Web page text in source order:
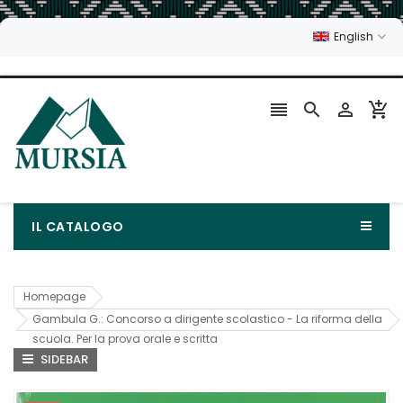
English
   
IL CATALOGO
Homepage
Gambula G.: Concorso a dirigente scolastico - La riforma della
scuola. Per la prova orale e scritta
SIDEBAR